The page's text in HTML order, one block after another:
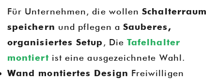
Für Unternehmen, die wollenSchalterraum
speichern und pflegen a Sauberes,
organisiertes Setup, DieTafelhalter
montiert ist eine ausgezeichnete Wahl.
Wand montiertes Design Freiwilligen